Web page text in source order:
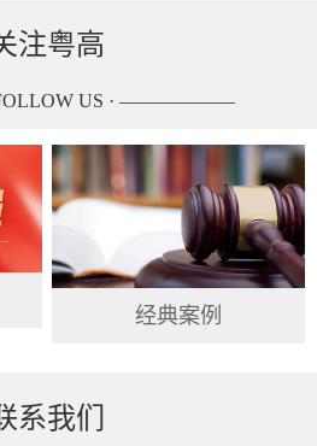
注粤高
US · ——————
经典案例
系我们